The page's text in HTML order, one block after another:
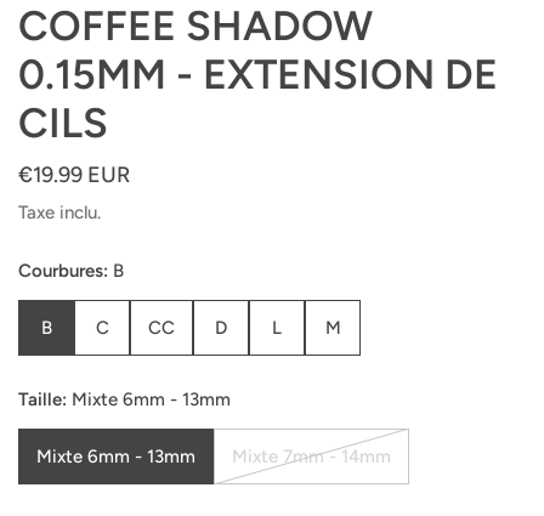
COFFEE SHADOW
0.15MM - EXTENSION DE
CILS
Prix
habituel
€19.99 EUR
Taxe inclu.
Courbures: B
B C CC D L M
Taille: Mixte 6mm - 13mm
Mixte 6mm - 13mm Mixte 7mm - 14mm